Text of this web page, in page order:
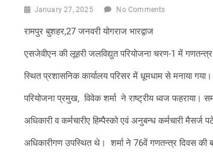
January 27, 2025 No Comments
रामपुर बुशहर,27 जनवरी योगराज भारद्वाज
एसजेवीएन की लूहरी जलविद्युत परियोजना चरण-1 में
स्थित प्रशासनिक कार्यालय परिसर में धूमधाम से मनाया
परियोजना प्रमुख, विवेक शर्मा ने राष्ट्रीय ध्वज फहराया।
अधिकारी व कर्मचारीए हिम्पैस्को एवं अनुबन्ध कर्मचारी मैसर्ज
अधिकारीगण उपस्थित थे। शर्मा ने 76वें गणतन्त्र दिवस की